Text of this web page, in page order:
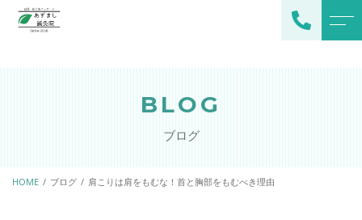
当院について
メインメニュー
よくある質問
ブログ
BLOG
ブログ
HOME ブログ 肩こりは肩をもむな！首と胸部をもむべき理由